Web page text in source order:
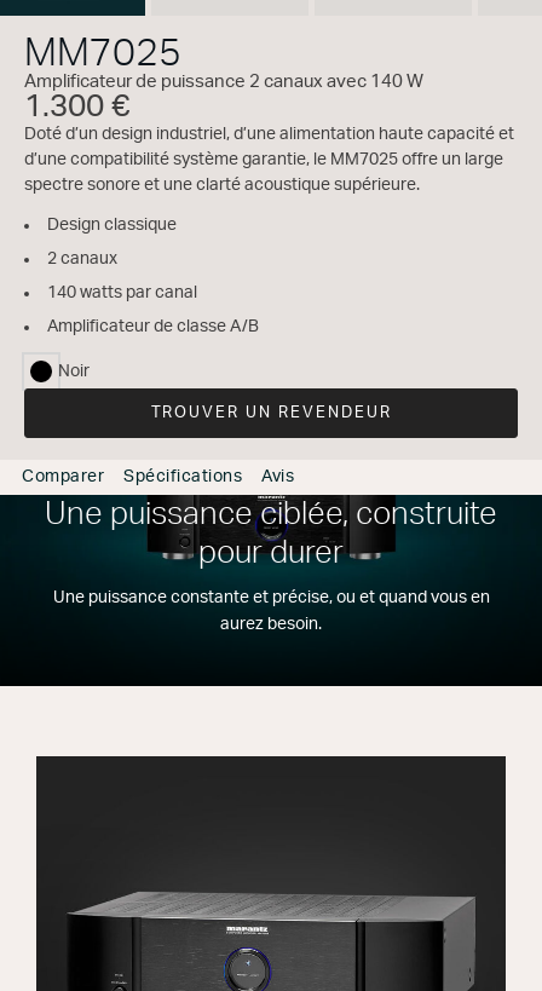
MM7025
Amplificateur de puissance 2 canaux avec 140 W
1.300 €
Doté d’un design industriel, d’une alimentation haute capacité et
d’une compatibilité système garantie, le MM7025 offre un large
spectre sonore et une clarté acoustique supérieure.
Design classique
2 canaux
140 watts par canal
Amplificateur de classe A/B
sélectionné
Noir
TROUVER UN REVENDEUR
Comparer Spécifications Avis
Une puissance ciblée, construite
pour durer
Une puissance constante et précise, ou et quand vous en
aurez besoin.